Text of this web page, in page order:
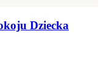
Dziecka